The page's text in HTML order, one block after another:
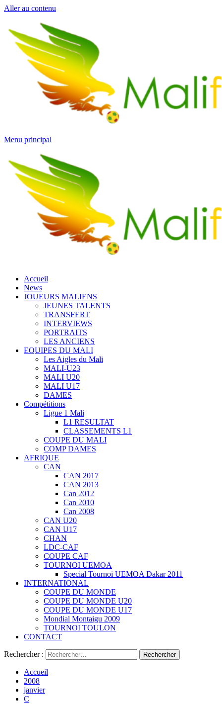
Aller au contenu
Menu principal
Accueil
News
JOUEURS MALIENS
JEUNES TALENTS
TRANSFERT
INTERVIEWS
PORTRAITS
LES ANCIENS
EQUIPES DU MALI
Les Aigles du Mali
MALI-U23
MALI U20
MALI U17
DAMES
Compétitions
Ligue 1 Mali
L1 RESULTAT
CLASSEMENTS L1
COUPE DU MALI
COMP DAMES
AFRIQUE
CAN
CAN 2017
CAN 2013
Can 2012
Can 2010
Can 2008
CAN U20
CAN U17
CHAN
LDC-CAF
COUPE CAF
TOURNOI UEMOA
Special Tournoi UEMOA Dakar 2011
INTERNATIONAL
COUPE DU MONDE
COUPE DU MONDE U20
COUPE DU MONDE U17
Mondial Montaigu 2009
TOURNOI TOULON
CONTACT
Rechercher :
Accueil
2008
janvier
C